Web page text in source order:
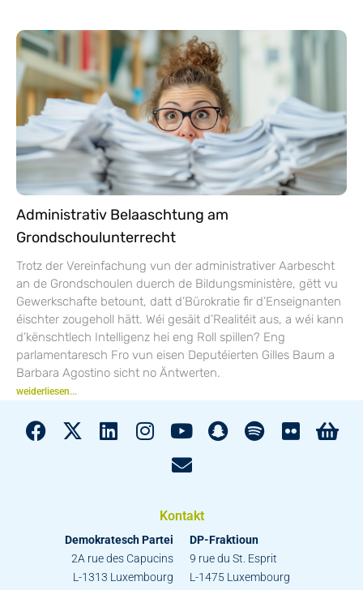
Administrativ Belaaschtung am
Grondschoulunterrecht
Trotz der Vereinfachung vun der administrativer Aarbescht
an de Grondschoulen duerch de Bildungsministère, gëtt vu
Gewerkschafte betount, datt d’Bürokratie fir d’Enseignanten
éischter zougeholl hätt. Wéi gesäit d’Realitéit aus, a wéi kann
d’kënschtlech Intelligenz hei eng Roll spillen? Eng
parlamentaresch Fro vun eisen Deputéierten Gilles Baum a
Barbara Agostino sicht no Äntwerten.
weiderliesen...
Kontakt
Demokratesch Partei
2A rue des Capucins
L-1313 Luxembourg
DP-Fraktioun
9 rue du St. Esprit
L-1475 Luxembourg